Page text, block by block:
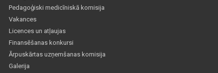
Pedagoģiski medicīniskā komisija
Vakances
Licences un atļaujas
Finansēšanas konkursi
Ārpuskārtas uzņemšanas komisija
Galerija